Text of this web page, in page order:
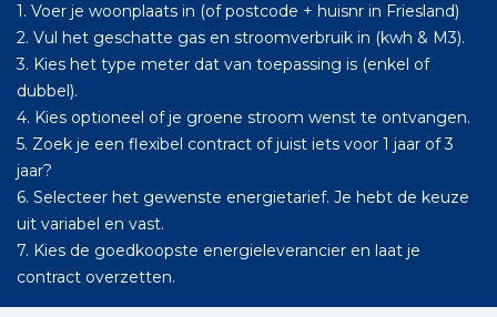
1. Voer je woonplaats in (of postcode + huisnr in Friesland)
2. Vul het geschatte gas en stroomverbruik in (kwh & M3).
3. Kies het type meter dat van toepassing is (enkel of
dubbel).
4. Kies optioneel of je groene stroom wenst te ontvangen.
5. Zoek je een flexibel contract of juist iets voor 1 jaar of 3
jaar?
6. Selecteer het gewenste energietarief. Je hebt de keuze
uit variabel en vast.
7. Kies de goedkoopste energieleverancier en laat je
contract overzetten.